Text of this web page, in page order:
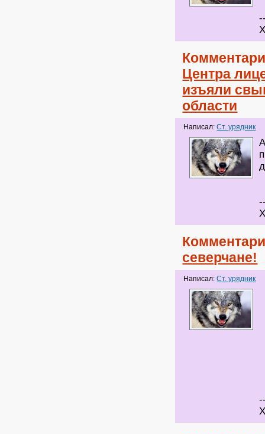
Центра
изъяли
области
Написал:Ст. урядник
северчане!
Написал:Ст. урядник